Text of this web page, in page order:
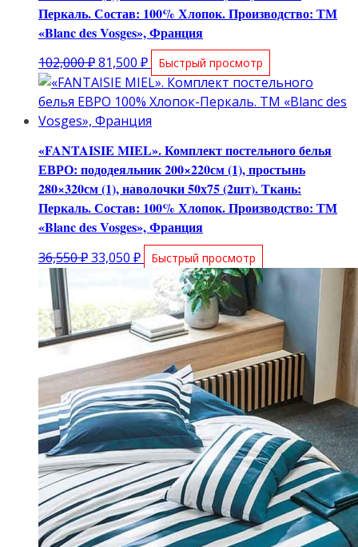
Перкаль. Состав: 100% Хлопок. Производство: ТМ
«Blanc des Vosges», Франция
102,000₽Первоначальная
цена
составляла
102,000 ₽.
81,500 ₽Текущая
цена:
81,500 ₽.
Быстрый просмотр
«FANTAISIE MIEL». Комплект постельного белья
ЕВРО: пододеяльник 200×220см (1), простынь
280×320см (1), наволочки 50х75 (2шт). Ткань:
Перкаль. Состав: 100% Хлопок. Производство: ТМ
«Blanc des Vosges», Франция
36,550₽Первоначальная
составляла
36,550 ₽.
33,050 ₽Текущая
цена:
33,050 ₽.
Быстрый просмотр